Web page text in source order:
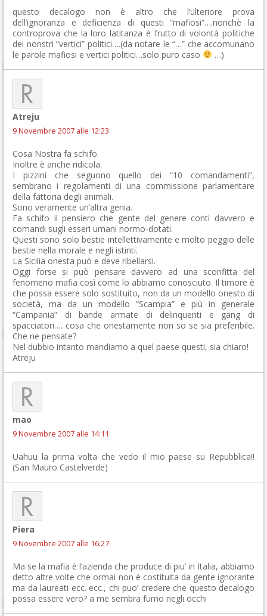
questo decalogo non è altro che l’ulteriore prova
dell’ignoranza e deficienza di questi “mafiosi”….nonchè la
controprova che la loro latitanza è frutto di volontà politiche
dei nonstri “vertici” politici….(da notare le “…” che accomunano
le parole mafiosi e vertici politici…solo puro caso
…)
Atreju
9 Novembre 2007 alle 12:23
Cosa Nostra fa schifo.
Inoltre è anche ridicola.
I pizzini che seguono quello dei “10 comandamenti”,
sembrano i regolamenti di una commissione parlamentare
della fattoria degli animali.
Sono veramente un’altra genia.
Fa schifo il pensiero che gente del genere conti davvero e
comandi sugli esseri umani normo-dotati.
Questi sono solo bestie intellettivamente e molto peggio delle
bestie nella morale e negli istinti.
La Sicilia onesta può e deve ribellarsi.
Oggi forse si può pensare davvero ad una sconfitta del
fenomeno mafia così come lo abbiamo conosciuto. Il timore è
che possa essere solo sostituito, non da un modello onesto di
società, ma da un modello “Scampia” e più in generale
“Campania” di bande armate di delinquenti e gang di
spacciatori…. cosa che onestamente non so se sia preferibile.
Che ne pensate?
Nel dubbio intanto mandiamo a quel paese questi, sia chiaro!
Atreju
mao
9 Novembre 2007 alle 14:11
Uahuu la prima volta che vedo il mio paese su Repubblica!!
(San Mauro Castelverde)
Piera
9 Novembre 2007 alle 16:27
Ma se la mafia è l’azienda che produce di piu’ in Italia, abbiamo
detto altre volte che ormai non è costituita da gente ignorante
ma da laureati ecc. ecc., chi puo’ credere che questo decalogo
possa essere vero? a me sembra fumo negli occhi